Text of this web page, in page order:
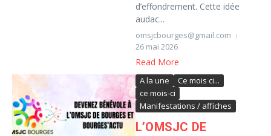
d’effondrement. Cette idée
audac...
omsjcbourges@gmail.com
26 mai 2026
Read More
A la une
Ce mois ci...
ce mois-ci
Manifestations / affiches
L’OMSJC DE